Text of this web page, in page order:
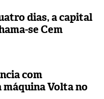
dias, a capital
se Cem
com
máquina Volta no